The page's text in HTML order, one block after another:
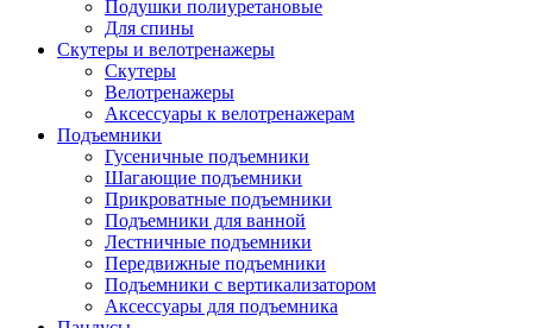
Подушки полиуретановые
Для спины
Скутеры и велотренажеры
Скутеры
Велотренажеры
Аксессуары к велотренажерам
Подъемники
Гусеничные подъемники
Шагающие подъемники
Прикроватные подъемники
Подъемники для ванной
Лестничные подъемники
Передвижные подъемники
Подъемники с вертикализатором
Аксессуары для подъемника